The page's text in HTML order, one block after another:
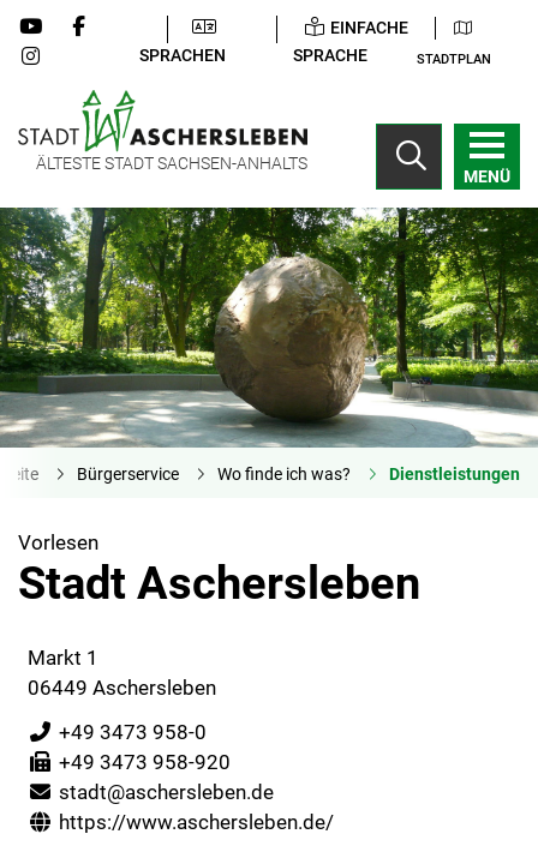
SPRACHEN
EINFACHE
SPRACHE
STADTPLAN
ÄLTESTE STADT SACHSEN-ANHALTS
MENÜ
Bürgerservice Wo finde ich was? Dienstleistungen
Vorlesen
Stadt Aschersleben
Markt 1
06449 Aschersleben
+49 3473 958-0
+49 3473 958-920
stadt@aschersleben.de
https://www.aschersleben.de/